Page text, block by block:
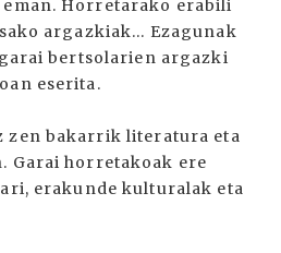
Horretarako erabili
argazkiak... Ezagunak
bertsolarien argazki
eserita.
zen bakarrik literatura eta
Garai horretakoak ere
erakunde kulturalak eta